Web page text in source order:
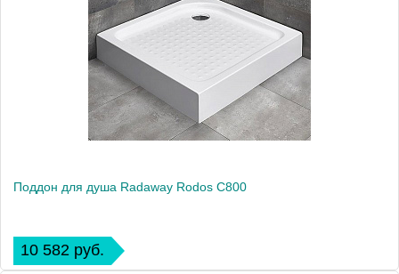
Поддон для душа Radaway Rodos C800
10 582 руб.